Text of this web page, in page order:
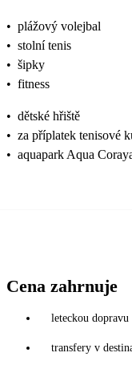
• plážový volejbal
• stolní tenis
• šipky
• fitness
• dětské hřiště
• za příplatek tenisové
• aquapark Aqua
Cena zahrnuje
leteckou
transfery v